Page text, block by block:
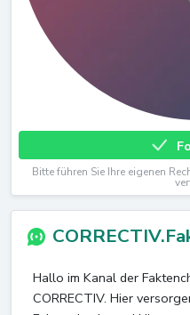
Bitte führen Sie Ihre eigenen
Hallo im Kanal der
CORRECTIV. Hier